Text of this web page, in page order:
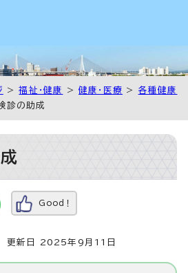
>福祉・健康 >健康・医療 > 各種健康
診の助成
Good！
新日 2025年9月11日